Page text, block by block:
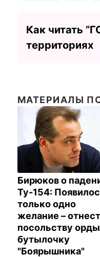
Как читать
территориях
МАТЕРИАЛЫ
Бирюков о
Ту-154:
только одно
желание –
посольству орды
бутылочку
"Боярышника"